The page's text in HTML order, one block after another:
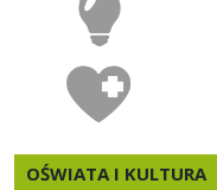
OŚWIATA I KULTURA